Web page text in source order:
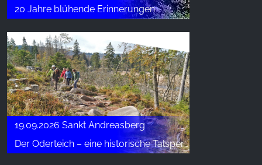
20 Jahre blühende Erinnerungen
19.09.2026 Sankt Andreasberg
Der Oderteich – eine historische Talsperre